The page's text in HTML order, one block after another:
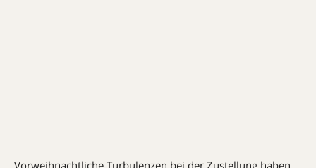
Vorweihnachtliche Turbulenzen bei der Zustellung haben